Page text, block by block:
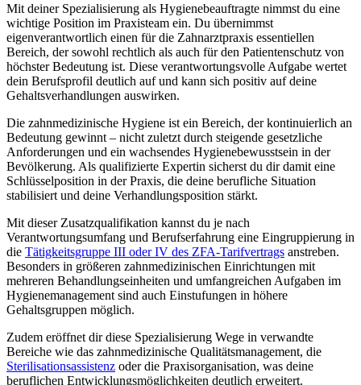
Mit deiner Spezialisierung als Hygienebeauftragte nimmst du eine
wichtige Position im Praxisteam ein. Du übernimmst
eigenverantwortlich einen für die Zahnarztpraxis essentiellen
Bereich, der sowohl rechtlich als auch für den Patientenschutz von
höchster Bedeutung ist. Diese verantwortungsvolle Aufgabe wertet
dein Berufsprofil deutlich auf und kann sich positiv auf deine
Gehaltsverhandlungen auswirken.
Die zahnmedizinische Hygiene ist ein Bereich, der kontinuierlich an
Bedeutung gewinnt – nicht zuletzt durch steigende gesetzliche
Anforderungen und ein wachsendes Hygienebewusstsein in der
Bevölkerung. Als qualifizierte Expertin sicherst du dir damit eine
Schlüsselposition in der Praxis, die deine berufliche Situation
stabilisiert und deine Verhandlungsposition stärkt.
Mit dieser Zusatzqualifikation kannst du je nach
Verantwortungsumfang und Berufserfahrung eine Eingruppierung in
die Tätigkeitsgruppe III oder IV des ZFA-Tarifvertrags anstreben.
Besonders in größeren zahnmedizinischen Einrichtungen mit
mehreren Behandlungseinheiten und umfangreichen Aufgaben im
Hygienemanagement sind auch Einstufungen in höhere
Gehaltsgruppen möglich.
Zudem eröffnet dir diese Spezialisierung Wege in verwandte
Bereiche wie das zahnmedizinische Qualitätsmanagement, die
Sterilisationsassistenz oder die Praxisorganisation, was deine
beruflichen Entwicklungsmöglichkeiten deutlich erweitert.